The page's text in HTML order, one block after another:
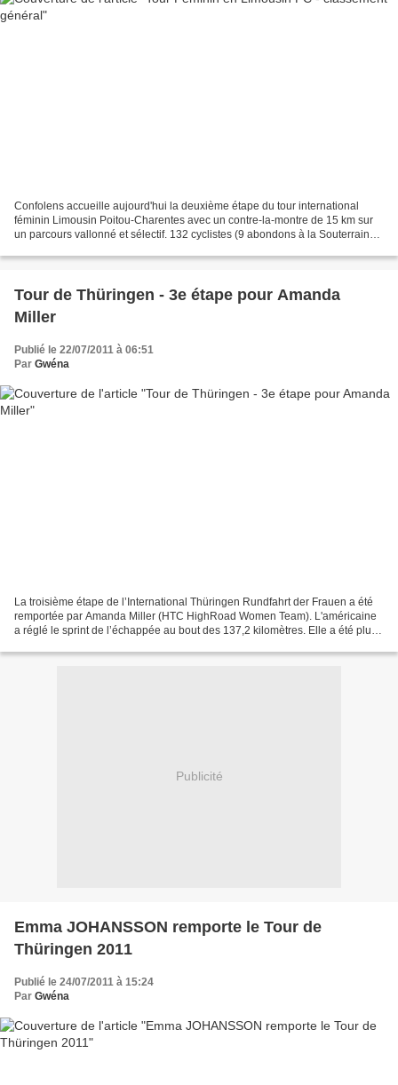
Confolens accueille aujourd'hui la deuxième étape du tour international
féminin Limousin Poitou-Charentes avec un contre-la-montre de 15 km sur
un parcours vallonné et sélectif. 132 cyclistes (9 abondons à la Souterraine)
Tour de Thüringen - 3e étape pour Amanda
Miller
Publié le 22/07/2011 à 06:51
Par Gwéna
La troisième étape de l’International Thüringen Rundfahrt der Frauen a été
remportée par Amanda Miller (HTC HighRoad Women Team). L'américaine
a réglé le sprint de l’échappée au bout des 137,2 kilomètres. Elle a été plus
Publicité
Emma JOHANSSON remporte le Tour de
Thüringen 2011
Publié le 24/07/2011 à 15:24
Par Gwéna